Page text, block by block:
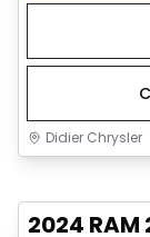
Didier Chrysler
2024 RAM